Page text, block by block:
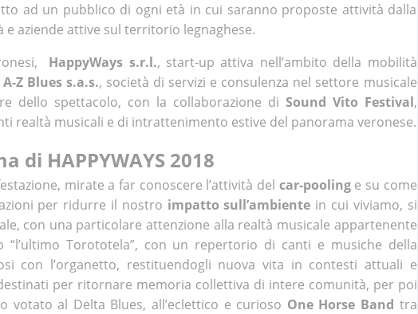
ad un pubblico di ogni età in cui saranno proposte attività dalla
aziende attive sul territorio legnaghese.
HappyWays s.r.l., start-up attiva nell’ambito della mobilità
A-Z Blues s.a.s., società di servizi e consulenza nel settore musicale
dello spettacolo, con la collaborazione di Sound Vito Festival,
realtà musicali e di intrattenimento estive del panorama veronese.
di HAPPYWAYS 2018
mirate a far conoscere l’attività del car-poolinge su come
per ridurre il nostro impatto sull’ambiente in cui viviamo, si
con una particolare attenzione alla realtà musicale appartenente
“l’ultimo Torototela”, con un repertorio di canti e musiche della
con l’organetto, restituendogli nuova vita in contesti attuali e
per ritornare memoria collettiva di intere comunità, per poi
votato al Delta Blues, all’eclettico e curioso One Horse Band tra